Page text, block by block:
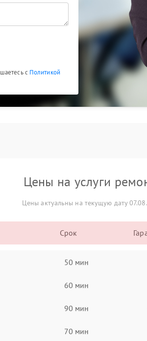
с Политикой
Цены на услуги
Цены актуальны на текущую дату
Срок
50 мин
60 мин
90 мин
70 мин